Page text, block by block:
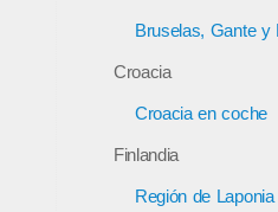
Bruselas, Gante y
Croacia
Croacia en coche
Finlandia
Región de Laponia